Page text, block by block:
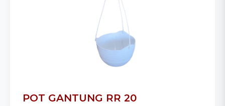
POT GANTUNG RR 20